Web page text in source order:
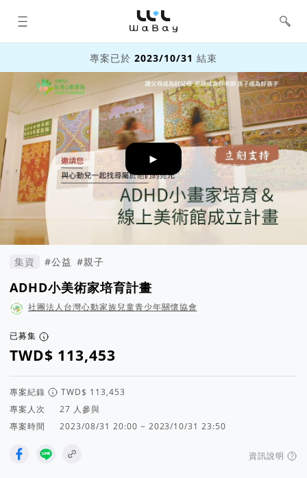
WaBay 挖貝 | 台灣最值得信賴的群眾
集資 / 群眾募資平台
專案已於2023/10/31 結束
►
集資 #公益 #親子
ADHD小美術家培育計畫
社團法人台灣心動家族兒童青少年關懷協會
已募集
專案紀錄
專案人次
人參與
專案時間
2023/08/31 20:00 ~ 2023/10/31 23:50
資訊說明